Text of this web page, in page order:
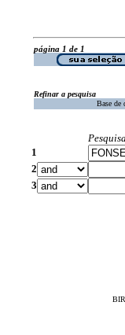
página 1 de 1
Refinar a pesquisa
Base de
1
2
3